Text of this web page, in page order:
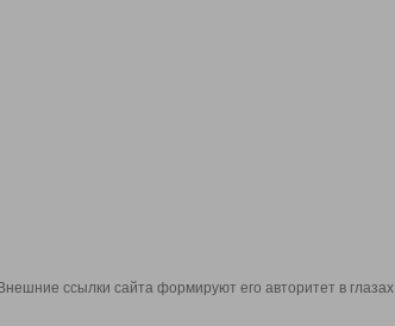
ссылки сайта формируют его авторитет в глазах